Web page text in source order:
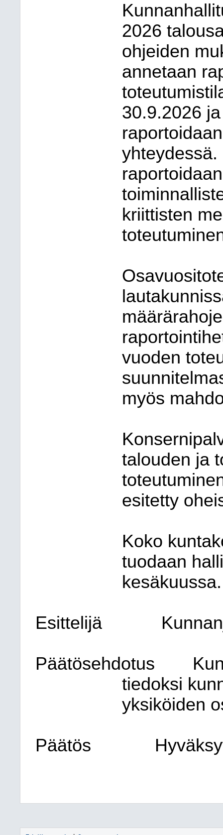
2026
ohjeiden
annetaan
30.9.2026
kriittisten
vuoden
myös
talouden ja
esitetty
Koko
tuodaan
kesäkuussa.
Esittelijä
Päätösehdotus
tiedoksi
yksiköiden
Päätös